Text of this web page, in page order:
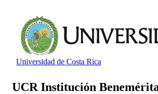
Universidad de Costa Rica
UCR Institución